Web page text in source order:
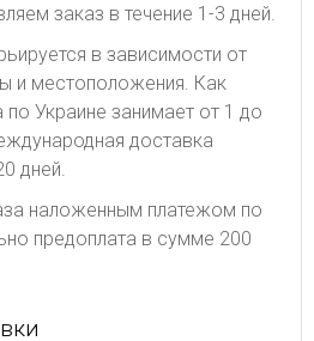
заказ в течение 1-3 дней.
в зависимости от
и местоположения. Как
по Украине занимает от 1 до
доставка
дней.
наложенным платежом по
предоплата в сумме 200